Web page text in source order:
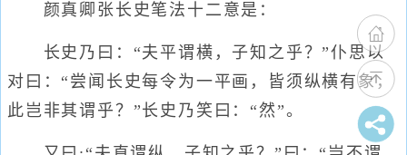
颜真卿张长史笔法十二意是：
长史乃曰：“夫平谓横，子知之乎？”仆思以
对曰：“尝闻长史每令为一平画，皆须纵横有象，
此岂非其谓乎？”长史乃笑曰：“然”。